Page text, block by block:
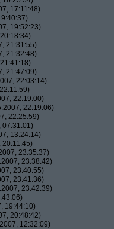
17:11:48)
19:52:23)
21:31:55)
21:32:48)
21:47:09)
22:03:14)
22:19:00)
22:19:06)
22:25:59)
07:31:01)
13:24:14)
20:11:45)
23:35:37)
23:38:42)
23:40:55)
23:41:36)
23:42:39)
19:44:10)
20:48:42)
12:32:09)